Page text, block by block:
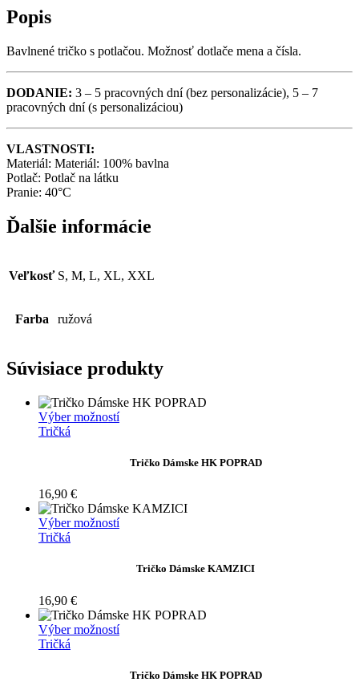
Popis
Bavlnené tričko s potlačou. Možnosť dotlače mena a čísla.
DODANIE: 3 – 5 pracovných dní (bez personalizácie), 5 – 7
pracovných dní (s personalizáciou)
VLASTNOSTI:
Materiál: Materiál: 100% bavlna
Potlač: Potlač na látku
Pranie: 40°C
Ďalšie informácie
Veľkosť S, M, L, XL, XXL
Farba ružová
Súvisiace produkty
Výber možnostíTento
viacero
si
môžete
vybrať
produktu.
Tričká
Tričko Dámske HK POPRAD
16,90 €
Výber možnostíTento
viacero
si
môžete
vybrať
Tričká
Tričko Dámske KAMZICI
16,90 €
Výber možnostíTento
viacero
Tričká
Tričko Dámske HK POPRAD